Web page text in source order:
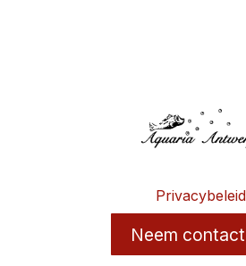
Privacybeleid
Neem